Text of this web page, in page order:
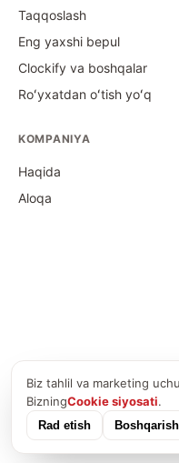
Taqqoslash
Eng yaxshi bepul
Clockify va boshqalar
Roʻyxatdan oʻtish yoʻq
KOMPANIYA
Haqida
Aloqa
©2026
Time Card
info@timecardcalculator.app
Biz tahlil va marketing
BizningCookie siyosati.
Rad etish Boshqarish